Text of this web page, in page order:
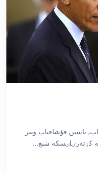
باسىن قۇشاقتاپ وتىر
كٶتەرٸلٸسكە شىع...